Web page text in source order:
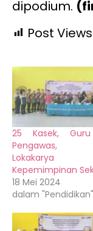
dipodium.
Post
25 Kasek,
Pengawas,
Lokakarya
Kepemimpinan
18 Mei 2024
dalam "Pendidikan"